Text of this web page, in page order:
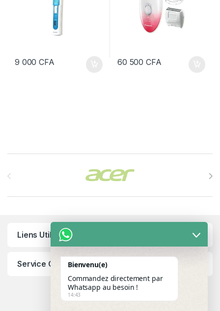
9 000CFA 60 500CFA
Liens Utiles
Service ClientBienvenu(e)
Commandez directement par
Whatsapp au besoin !
14:43